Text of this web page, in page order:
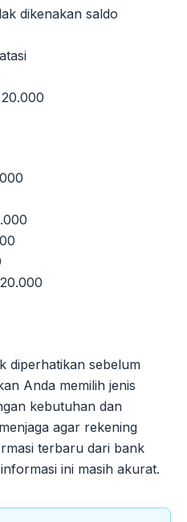
dikenakan saldo
diperhatikan sebelum
Anda memilih jenis
kebutuhan dan
agar rekening
terbaru dari bank
ini masih akurat.